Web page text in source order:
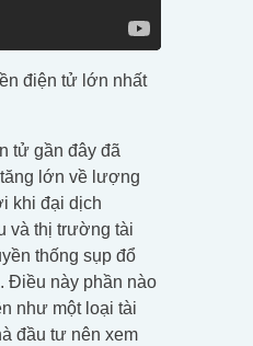
điện tử lớn nhất
tử gần đây đã
lớn về lượng
khi đại dịch
và thị trường tài
thống sụp đổ
Điều này phần nào
như một loại tài
đầu tư nên xem